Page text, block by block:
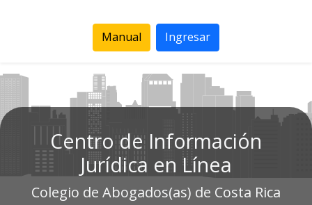
Manual Ingresar
Centro de Información
Jurídica en Línea
Colegio de Abogados(as) de Costa Rica